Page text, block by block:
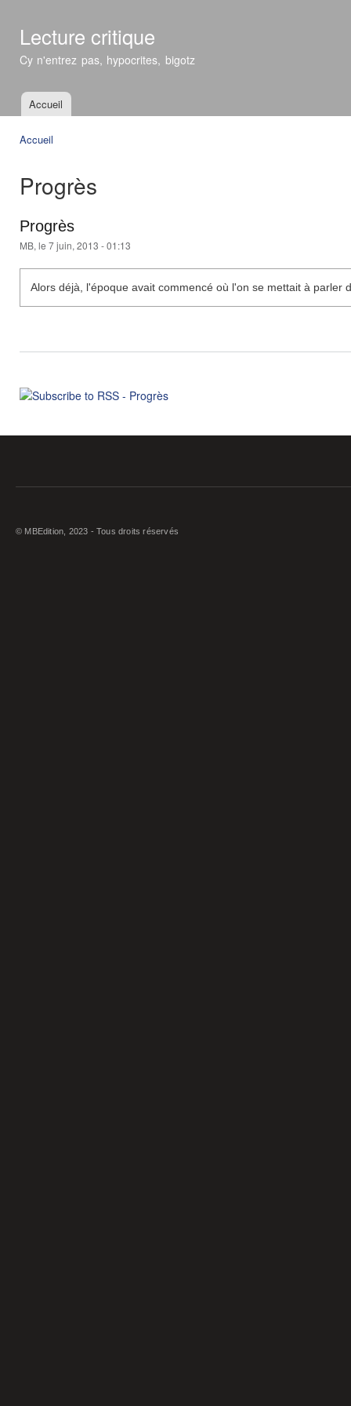
Lecture critique
Cy n'entrez pas, hypocrites, bigotz
Menu principal
Accueil
Accueil
Progrès
Progrès
MB, le 7 juin, 2013 - 01:13
Alors déjà, l'époque avait commencé où l'on se mettait à
© MBEdition, 2023 - Tous droits réservés